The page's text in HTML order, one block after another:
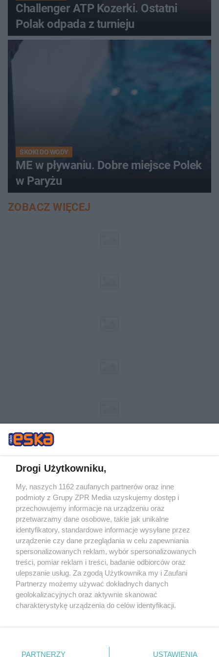
Challenger ATP Kozerki. Ostatni
Polak odpada z turnieju
SKOKI DO WODY
ME w pływaniu. Dobre miejsce Polek
w Paryżu
ZOBACZ WIĘCEJ
Żaden utwór zamieszczony w serwisie nie może być powielany i
rozpowszechniany lub dalej rozpowszechniany w jakikolwiek sposób (w
tym także elektroniczny lub mechaniczny) na jakimkolwiek polu
eksploatacji w jakiejkolwiek formie, włącznie z umieszczaniem w
Internecie bez pisemnej zgody właściciela praw. Jakiekolwiek użycie lub
wykorzystanie utworów w całości lub w części z naruszeniem prawa,
tzn. bez właściwej zgody, jest zabronione pod groźbą kary i może być
ścigane prawnie.
Drogi Użytkowniku,
My, naszych 1162 zaufanych partnerów oraz inne
podmioty z Grupy ZPR Media uzyskujemy dostęp i
przechowujemy informacje na urządzeniu oraz
przetwarzamy dane osobowe, takie jak unikalne
identyfikatory, standardowe informacje wysyłane przez
urządzenie czy dane przeglądania w celu zapewniania
spersonalizowanych reklam, wybór spersonalizowanych
treści, pomiar reklam i treści, badanie odbiorców oraz
ulepszanie usług. Za zgodą Użytkownika my i Zaufani
Partnerzy możemy używać dokładnych danych
geolokalizacyjnych oraz aktywnie skanować
charakterystykę urządzenia do celów identyfikacji.
zmienić/wycofać klikając przycisk ustawień prywatności
PARTNERZY USTAWIENIA